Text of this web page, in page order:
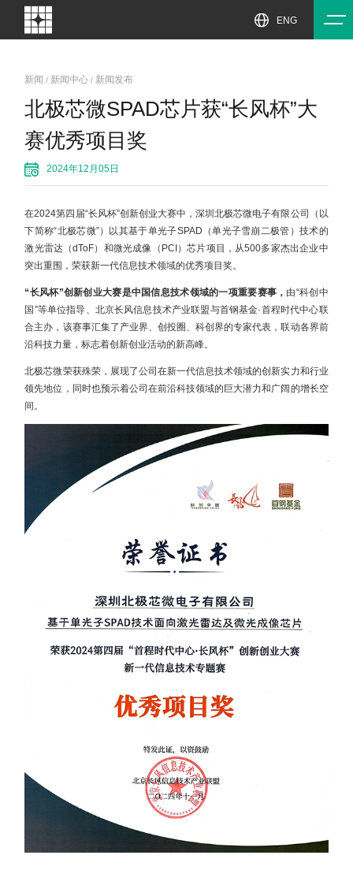
ENG
dToF传感器模组-
DTS6010
dToF传感器模组-
敏捷而高效，为用户提供更好的交互体验
独具“慧眼” ，为智慧出行提供强大支撑
看得更清，全方位守护人员和财产安全
智慧无处不在，为你打造方便的生活环境
助力智能制造新时代
消费电子 汽车电子
ABOUT
US
了解北极芯微
加入我
们
NEWS
步
活动中
心
新闻 / 新闻中心 / 新闻发布
北极芯微SPAD芯片获“长风杯”大
赛优秀项目奖
2024年12月05日
在2024第四届“长风杯”创新创业大赛中，深圳北极芯微电子有限公司（以
下简称“北极芯微”）以其基于单光子SPAD（单光子雪崩二极管）技术的
激光雷达（dToF）和微光成像（PCI）芯片项目，从500多家杰出企业中
突出重围，荣获新一代信息技术领域的优秀项目奖。
“长风杯”创新创业大赛是中国信息技术领域的一项重要赛事， 由“科创中
国”等单位指导、北京长风信息技术产业联盟与首钢基金·首程时代中心联
合主办，该赛事汇集了产业界、创投圈、科创界的专家代表，联动各界前
沿科技力量，标志着创新创业活动的新高峰。
北极芯微荣获殊荣，展现了公司在新一代信息技术领域的创新实力和行业
领先地位，同时也预示着公司在前沿科技领域的巨大潜力和广阔的增长空
间。